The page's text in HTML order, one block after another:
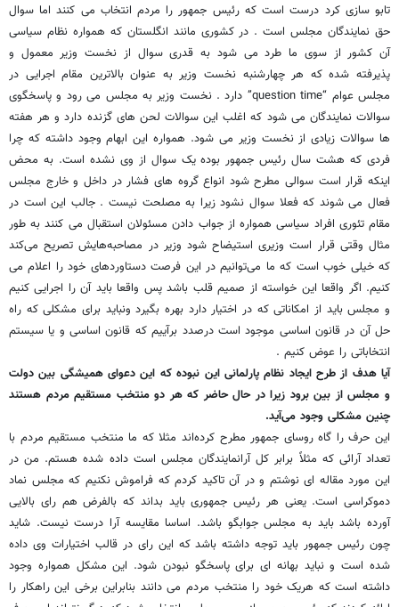
تابو سازی کرد درست است که رئیس جمهور را مردم انتخاب می کنند اما سوال
حق نمایندگان مجلس است . در کشوری مانند انگلستان که همواره نظام سیاسی
آن کشور از سوی ما طرد می شود به قدری سوال از نخست وزیر معمول و
پذیرفته شده که هر چهارشنبه نخست وزیر به عنوان بالاترین مقام اجرایی در
مجلس عوام “question time” دارد . نخست وزیر به مجلس می رود و پاسخگوی
سوالات نمایندگان می شود که اغلب این سوالات لحن های گزنده دارد و هر هفته
ها سوالات زیادی از نخست وزیر می شود. همواره این ابهام وجود داشته که چرا
فردی که هشت سال رئیس جمهور بوده یک سوال از وی نشده است. به محض
اینکه قرار است سوالی مطرح شود انواع گروه های فشار در داخل و خارج مجلس
فعال می شوند که فعلا سوال نشود زیرا به مصلحت نیست . جالب این است در
مقام تئوری افراد‌ سیاسی همواره از جواب دادن مسئولان استقبال می کنند به طور
مثال وقتی قرار است وزیری استیضاح شود وزیر در مصاحبه‌هایش تصریح می‌کند
که خیلی خوب است که ما می‌توانیم در این فرصت دستاوردهای خود را اعلام می
کنیم. اگر واقعا این خواسته از صمیم قلب باشد پس واقعا باید آن را اجرایی کنیم
و مجلس باید از امکاناتی که در اختیار دارد بهره بگیرد ونباید برای مشکلی که راه
حل آن در قانون اساسی موجود است درصدد برآییم که قانون اساسی و یا سیستم
انتخاباتی را عوض کنیم .
آیا هدف از طرح ایجاد نظام پارلمانی این نبوده که این دعوای همیشگی بین دولت
و مجلس از بین برود زیرا در حال حاضر که هر دو منتخب مستقیم مردم هستند
چنین مشکلی وجود می‌‌آید.
این حرف را گاه روسای جمهور مطرح کرده‌‌اند مثلا که ما منتخب مستقیم مردم با
تعداد آرائی که مثلاً برابر کل آرانمایندگان مجلس است داده شده هستم. من در
این مورد مقاله ای نوشتم و در آن تاکید کردم که فراموش نکنیم که مجلس نماد
دموکراسی است. یعنی هر رئیس جمهوری باید بداند که بالفرض هم رای بالایی
آورده باشد باید به مجلس جوابگو باشد. اساسا مقایسه آرا درست نیست. شاید
چون رئیس جمهور باید توجه داشته باشد که این رای در قالب اختیارات وی داده
شده است و نباید بهانه ای برای پاسخگو نبودن شود. این مشکل همواره وجود
داشته است که هریک خود را منتخب مردم می دانند بنابراین برخی این راهکار را